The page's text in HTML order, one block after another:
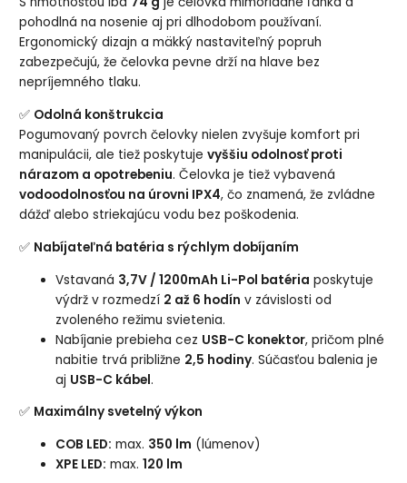
pohodlná na nosenie aj pri dlhodobom používaní.
Ergonomický dizajn a mäkký nastaviteľný popruh
zabezpečujú, že čelovka pevne drží na hlave bez
nepríjemného tlaku.
✅ Odolná konštrukcia
Pogumovaný povrch čelovky nielen zvyšuje komfort pri
manipulácii, ale tiež poskytujevyššiu odolnosť proti
nárazom a opotrebeniu. Čelovka je tiež vybavená
vodoodolnosťou na úrovni IPX4, čo znamená, že zvládne
dážď alebo striekajúcu vodu bez poškodenia.
✅ Nabíjateľná batéria s rýchlym dobíjaním
Vstavaná 3,7V / 1200mAh Li-Pol batéria poskytuje
výdrž v rozmedzí 2 až 6 hodín v závislosti od
zvoleného režimu svietenia.
Nabíjanie prebieha cez USB-C konektor, pričom plné
nabitie trvá približne 2,5 hodiny. Súčasťou balenia je
aj USB-C kábel.
✅ Maximálny svetelný výkon
COB LED: max. 350 lm (lúmenov)
XPE LED: max.120 lm